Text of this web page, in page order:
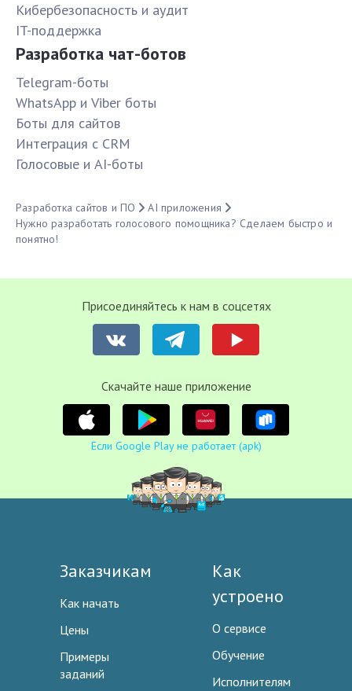
Кибербезопасность и аудит
IT-поддержка
Разработка чат-ботов
Telegram-боты
WhatsApp и Viber боты
Боты для сайтов
Интеграция с CRM
Голосовые и AI-боты
Разработка сайтов и ПО
AI приложения
Нужно разработать голосового помощника? Сделаем быстро и
понятно!
Присоединяйтесь к нам в соцсетях
Cкачайте наше приложение
Если Google Play не работает (apk)
Заказчикам
Как начать
Цены
Примеры
заданий
Как
устроено
О сервисе
Обучение
Исполнителям